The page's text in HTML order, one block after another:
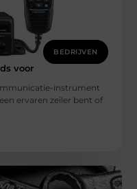
BEDRIJVEN
voor
instrument
ervaren zeiler bent of